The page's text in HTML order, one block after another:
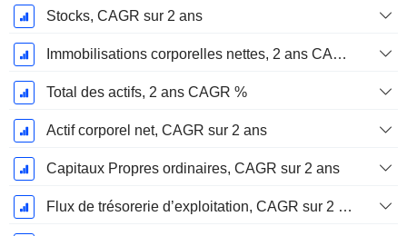
Stocks, CAGR sur 2 ans
Immobilisations corporelles nettes, 2 ans CAGR %
Total des actifs, 2 ans CAGR %
Actif corporel net, CAGR sur 2 ans
Capitaux Propres ordinaires, CAGR sur 2 ans
Flux de trésorerie d’exploitation, CAGR sur 2 ans